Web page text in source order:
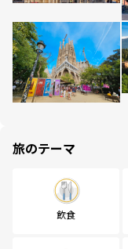
旅のテーマ
飲食